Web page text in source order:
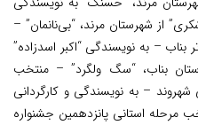
از شهرستان مرند،‌ “بی‌نانمان” –
– به نویسندگی “اکبر اسدزاده”
بناب، “سگ ولگرد” – منتخب
شهروند – به نویسندگی و کارگردانی
مرحله استانی پانزدهمین جشنواره